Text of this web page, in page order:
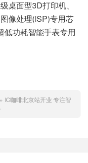
桌面型3D打印机、
像处理(ISP)专用芯
低功耗智能手表专用
IC咖啡北京站开业 专注智